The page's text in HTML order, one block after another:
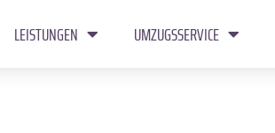
LEISTUNGEN UMZUGSSERVICE